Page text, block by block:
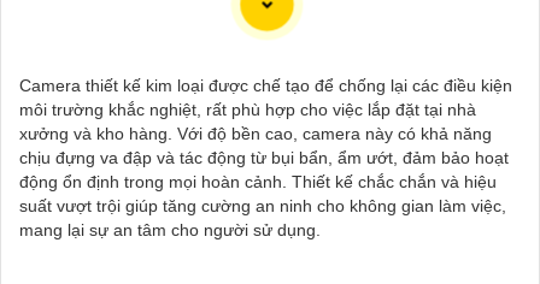
Dưới đây là 130 từ giới thiệu cho Camera 4K Siêu Sắc Nét:
"Camera 4K Siêu Sắc Nét là sự lựa chọn hoàn hảo cho việc
4K, bạn sẽ có những hình ảnh rõ nét, sống động và chi tiết.
Được trang bị công nghệ hiện đại, Camera này cung cấp hình
ảnh chất lượng ngay cả trong điều kiện ánh sáng yếu. 〘 Chú
trọn lớn nhất là tính năng ghi hình dài hạn và khả năng ghi đồng
thời nhiều góc quay giúp bạn bảo vệ nhà cửa và tài sản một
cách hiệu quả. Với thiết kế tiện lợi, dễ dàng lắp đặt và sử dụng,
Camera 4K Siêu Sắc Nét là sự lựa chọn hàng đầu cho hệ thống
Camera thiết kế kim loại được chế tạo để chống lại các điều kiện
môi trường khắc nghiệt, rất phù hợp cho việc lắp đặt tại nhà
xưởng và kho hàng. Với độ bền cao, camera này có khả năng
chịu đựng va đập và tác động từ bụi bẩn, ẩm ướt, đảm bảo hoạt
động ổn định trong mọi hoàn cảnh. Thiết kế chắc chắn và hiệu
suất vượt trội giúp tăng cường an ninh cho không gian làm việc,
mang lại sự an tâm cho người sử dụng.